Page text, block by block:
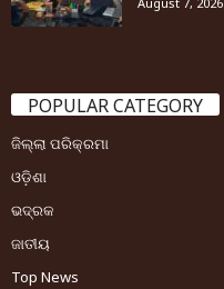
POPULAR CATEGORY
ଜିଲ୍ଲା ପରିକ୍ରମା
ଓଡ଼ିଶା
ଭଦ୍ରକ
ଜାତୀୟ
Top News